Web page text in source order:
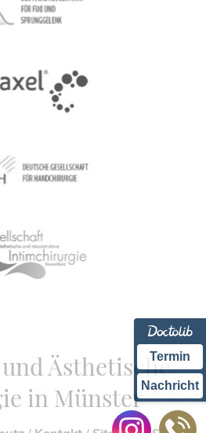
Termin
Nachricht
Ästhetische
in Münster